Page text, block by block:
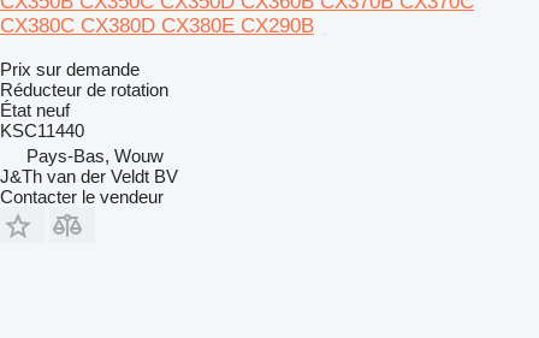
CX380C CX380D CX380E CX290B
Prix sur demande
Réducteur de rotation
État neuf
KSC11440
Pays-Bas, Wouw
J&Th van der Veldt BV
Contacter le vendeur